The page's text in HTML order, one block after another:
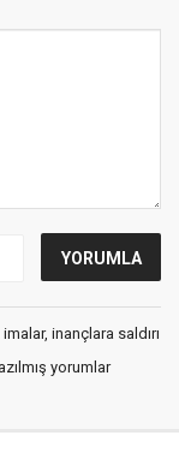
inançlara saldırı
yorumlar